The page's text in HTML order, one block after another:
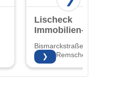
Lischeck
Immobilien-
GmbH
Bismarckstraße 100
42859 Remscheid
❯